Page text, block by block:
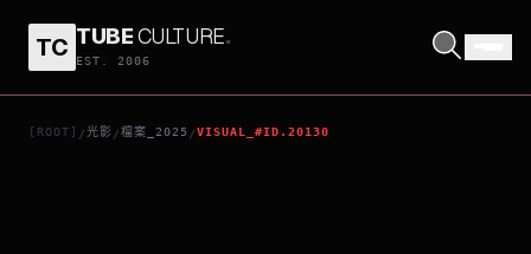
TC TUBECULTURE.
EST. 2006
[ROOT] /光影 /檔案_2025 /VISUAL_#ID.20130
CHAO